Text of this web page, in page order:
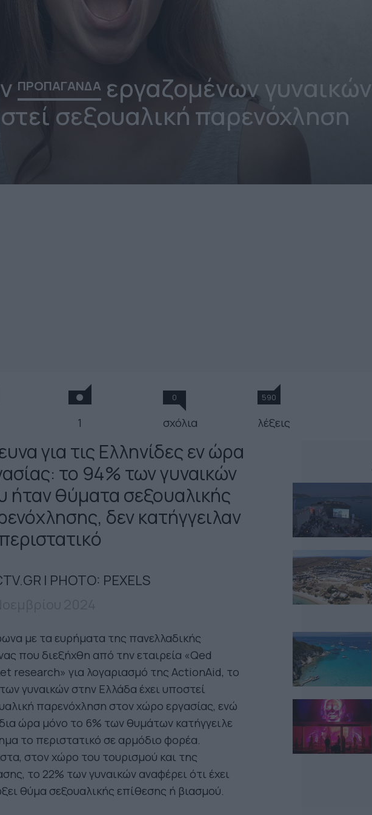
ΠΡΟΠΑΓΑΝΔΑ εργαζομένων γυναικών
σεξουαλική παρενόχληση
1
0
σχόλια
590
λέξεις
για τις Ελληνίδες εν ώρα
το 94% των γυναικών
ήταν θύματα σεξουαλικής
δεν κατήγγειλαν
| PHOTO: PEXELS
με τα ευρήματα της πανελλαδικής
που διεξήχθη από την εταιρεία «Qed
research» για λογαριασμό της ActionAid, το
γυναικών στην Ελλάδα έχει υποστεί
παρενόχληση στον χώρο εργασίας, ενώ
ώρα μόνο το 6% των θυμάτων κατήγγειλε
το περιστατικό σε αρμόδιο φορέα.
στον χώρο του τουρισμού και της
το 22% των γυναικών αναφέρει ότι έχει
θύμα σεξουαλικής επίθεσης ή βιασμού.